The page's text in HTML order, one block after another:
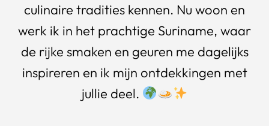
culinaire tradities kennen. Nu woon en
werk ik in het prachtige Suriname, waar
de rijke smaken en geuren me dagelijks
inspireren en ik mijn ontdekkingen met
jullie deel.